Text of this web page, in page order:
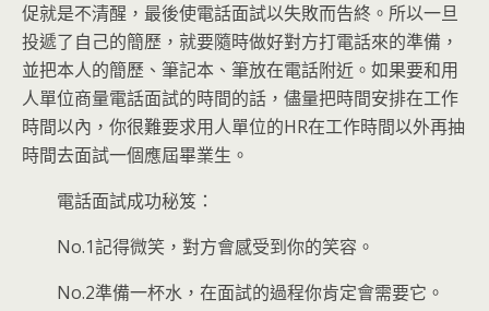
促就是不清醒，最後使電話面試以失敗而告終。所以一旦
投遞了自己的簡歷，就要隨時做好對方打電話來的準備，
並把本人的簡歷、筆記本、筆放在電話附近。如果要和用
人單位商量電話面試的時間的話，儘量把時間安排在工作
時間以內，你很難要求用人單位的HR在工作時間以外再抽
時間去面試一個應屆畢業生。
電話面試成功秘笈：
No.1記得微笑，對方會感受到你的笑容。
No.2準備一杯水，在面試的過程你肯定會需要它。